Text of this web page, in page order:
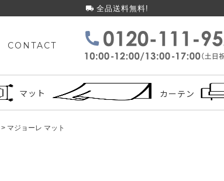
全品送料無料!
CONTACT 検索
マット カーテン
マジョーレ マット